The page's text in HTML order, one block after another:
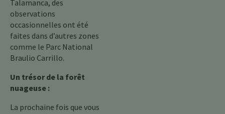
Talamanca, des
observations
occasionnelles ont été
faites dans d’autres zones
comme le Parc National
Braulio Carrillo.
Un trésor de la forêt
nuageuse :
La prochaine fois que vous